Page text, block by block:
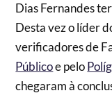
Dias Fernandes
Desta vez o líder
verificadores de
Públicoe pelo
chegaram à